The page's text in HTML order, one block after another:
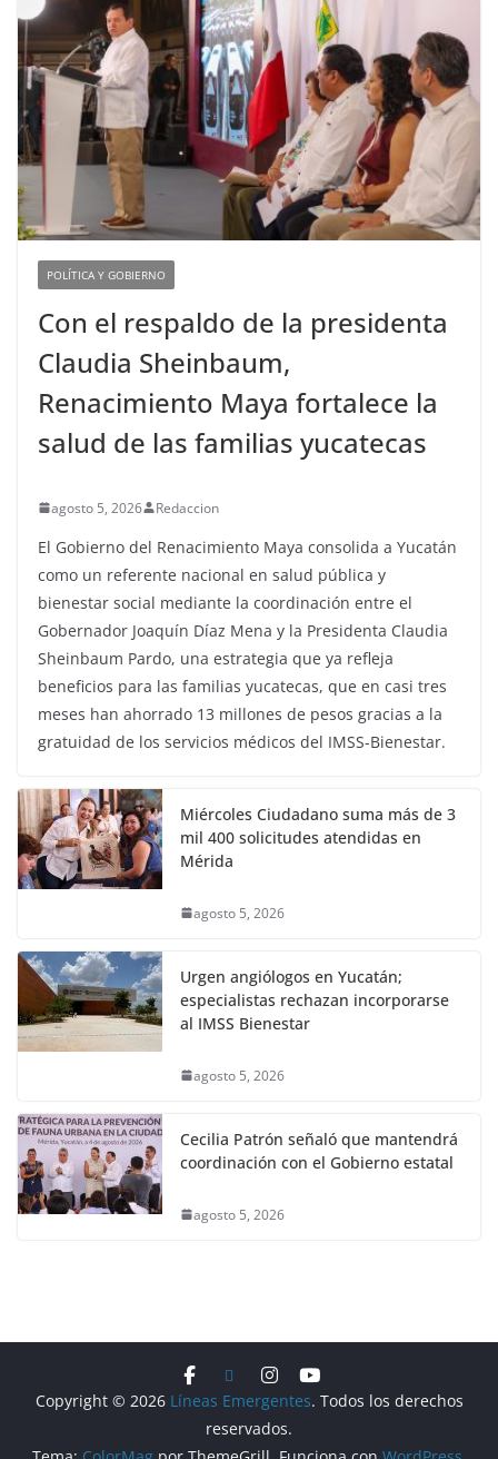
POLÍTICA Y GOBIERNO
Con el respaldo de la presidenta
Claudia Sheinbaum,
Renacimiento Maya fortalece la
salud de las familias yucatecas
agosto 5, 2026 Redaccion
El Gobierno del Renacimiento Maya consolida a Yucatán
como un referente nacional en salud pública y
bienestar social mediante la coordinación entre el
Gobernador Joaquín Díaz Mena y la Presidenta Claudia
Sheinbaum Pardo, una estrategia que ya refleja
beneficios para las familias yucatecas, que en casi tres
meses han ahorrado 13 millones de pesos gracias a la
gratuidad de los servicios médicos del IMSS-Bienestar.
Miércoles Ciudadano suma más de 3
mil 400 solicitudes atendidas en
Mérida
agosto 5, 2026
Urgen angiólogos en Yucatán;
especialistas rechazan incorporarse
al IMSS Bienestar
agosto 5, 2026
Cecilia Patrón señaló que mantendrá
coordinación con el Gobierno estatal
agosto 5, 2026
Copyright © 2026 Líneas Emergentes. Todos los derechos
reservados.